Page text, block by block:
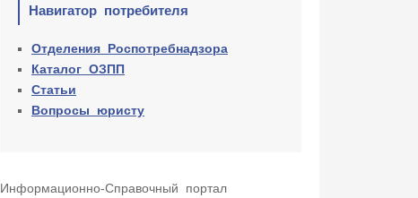
Навигатор потребителя
Отделения Роспотребнадзора
Каталог ОЗПП
Статьи
Вопросы юристу
Информационно-Cправочный портал